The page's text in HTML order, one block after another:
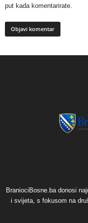
put kada komentarirate.
BraniociBosne.ba donosi
i svijeta, s fokusom na